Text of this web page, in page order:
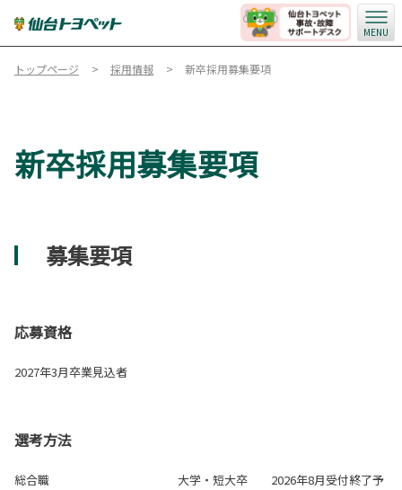
MENU
トップページ 採用情報 新卒採用募集要項
新卒採用募集要項
募集要項
応募資格
2027年3月卒業見込者
選考方法
総合職 大学・短大卒 2026年8月受付終了予